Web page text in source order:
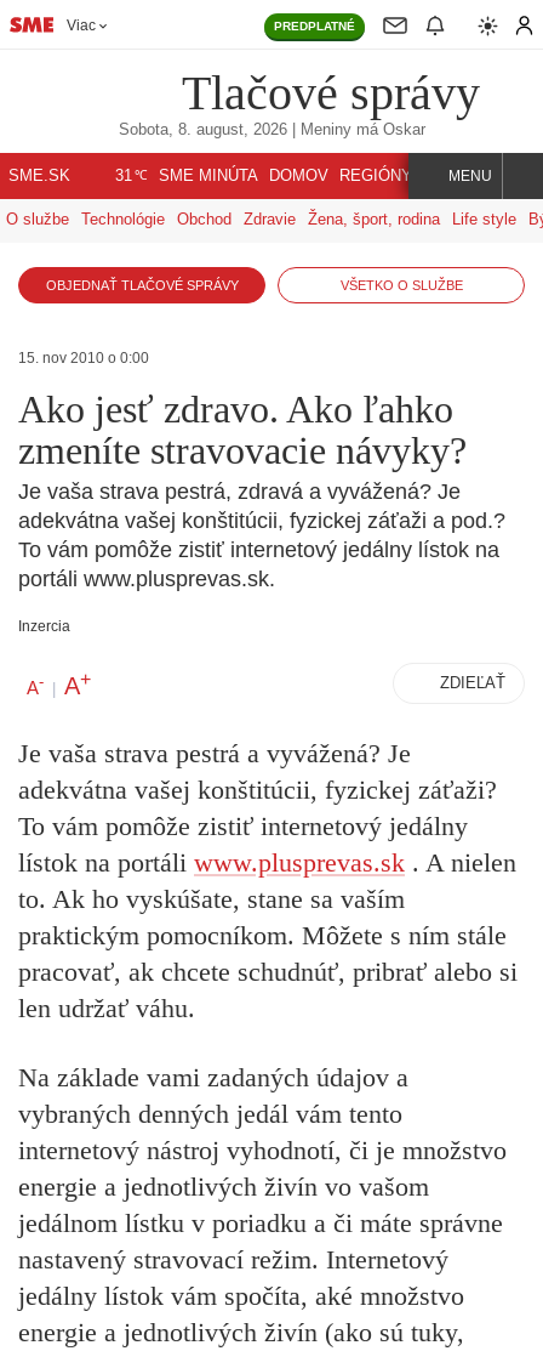
Viac PREDPLATNÉ
Tlačové správy
Sobota, 8. august, 2026| Meniny má Oskar
SME.SK 31℃ SME MINÚTA DOMOV REGIÓNY INDEX SVET
MENU
O službe Technológie Obchod Zdravie Žena, šport, rodina Life style
OBJEDNAŤ TLAČOVÉ SPRÁVY VŠETKO O SLUŽBE
15. nov 2010 o 0:00
Ako jesť zdravo. Ako ľahko
zmeníte stravovacie návyky?
Je vaša strava pestrá, zdravá a vyvážená? Je
adekvátna vašej konštitúcii, fyzickej záťaži a pod.?
To vám pomôže zistiť internetový jedálny lístok na
portáli www.plusprevas.sk.
Inzercia
A- | A+ ZDIEĽAŤ
Je vaša strava pestrá a vyvážená? Je
adekvátna vašej konštitúcii, fyzickej záťaži?
To vám pomôže zistiť internetový jedálny
lístok na portáli www.plusprevas.sk . A nielen
to. Ak ho vyskúšate, stane sa vaším
praktickým pomocníkom. Môžete s ním stále
pracovať, ak chcete schudnúť, pribrať alebo si
len udržať váhu.
Na základe vami zadaných údajov a
vybraných denných jedál vám tento
internetový nástroj vyhodnotí, či je množstvo
energie a jednotlivých živín vo vašom
jedálnom lístku v poriadku a či máte správne
nastavený stravovací režim. Internetový
jedálny lístok vám spočíta, aké množstvo
energie a jednotlivých živín (ako sú tuky,